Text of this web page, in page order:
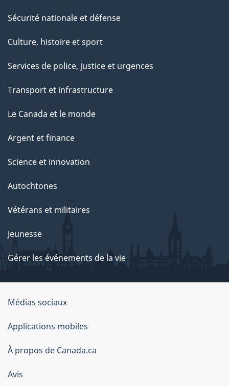
Sécurité nationale et défense
Culture, histoire et sport
Services de police, justice et urgences
Transport et infrastructure
Le Canada et le monde
Argent et finance
Science et innovation
Autochtones
Vétérans et militaires
Jeunesse
Gérer les événements de la vie
Organisation
du
gouvernement
du
Canada
Médias sociaux
Applications mobiles
À propos de Canada.ca
Avis